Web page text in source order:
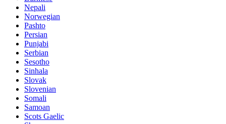
Nepali
Norwegian
Pashto
Persian
Punjabi
Serbian
Sesotho
Sinhala
Slovak
Slovenian
Somali
Samoan
Scots Gaelic